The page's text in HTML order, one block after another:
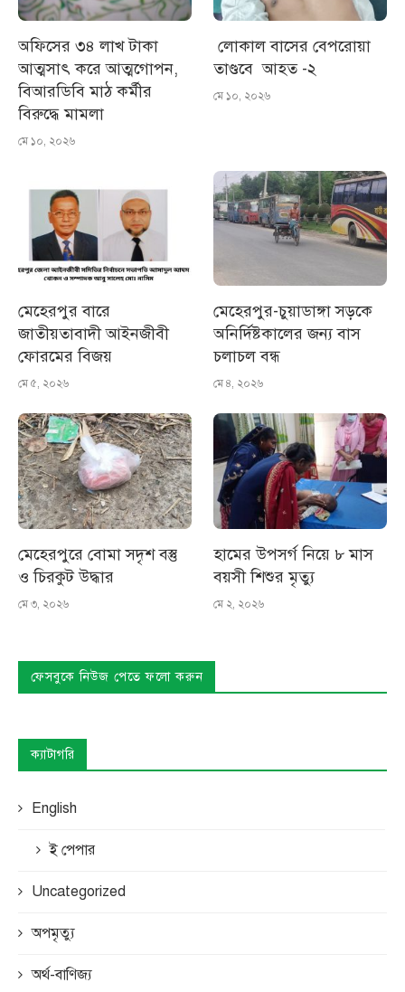
অফিসের ৩৪ লাখ টাকা
আত্মসাৎ করে আত্মগোপন,
বিআরডিবি মাঠ কর্মীর
বিরুদ্ধে মামলা
মে ১০, ২০২৬
লোকাল বাসের বেপরোয়া
তাণ্ডবে আহত -২
মে ১০, ২০২৬
মেহেরপুর বারে
জাতীয়তাবাদী আইনজীবী
ফোরমের বিজয়
মে ৫, ২০২৬
মেহেরপুর-চুয়াডাঙ্গা সড়কে
অনির্দিষ্টকালের জন্য বাস
চলাচল বন্ধ
মে ৪, ২০২৬
মেহেরপুরে বোমা সদৃশ বস্তু
ও চিরকুট উদ্ধার
মে ৩, ২০২৬
হামের উপসর্গ নিয়ে ৮ মাস
বয়সী শিশুর মৃত্যু
মে ২, ২০২৬
ফেসবুকে নিউজ পেতে ফলো করুন
ক্যাটাগরি
English
ই পেপার
Uncategorized
অপমৃত্যু
অর্থ-বাণিজ্য